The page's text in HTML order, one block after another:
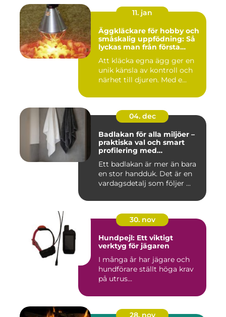
11. jan
Äggkläckare för hobby och
småskalig uppfödning: Så
lyckas man från första
Att kläcka egna ägg ger en
unik känsla av kontroll och
närhet till djuren. Med e...
04. dec
Badlakan för alla miljöer –
praktiska val och smart
profilering med
Ett badlakan är mer än bara
en stor handduk. Det är en
vardagsdetalj som följer ...
30. nov
Hundpejl: Ett viktigt
verktyg för jägaren
I många år har jägare och
hundförare ställt höga krav
på utrus...
28. nov